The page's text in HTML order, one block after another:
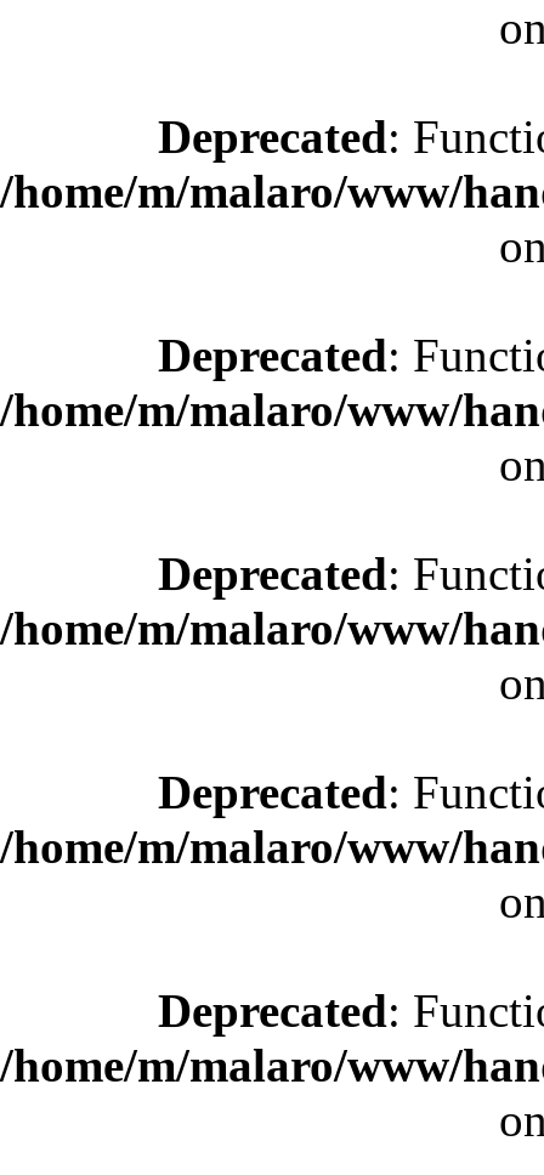
Deprecated:
/home/m/malaro/www/
Deprecated:
/home/m/malaro/www/
Deprecated:
/home/m/malaro/www/
Deprecated:
/home/m/malaro/www/
Deprecated:
/home/m/malaro/www/